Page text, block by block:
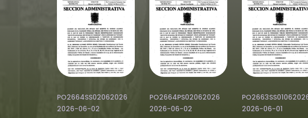
PO2664SS02062026
2026-06-02
PO2664PS02062026
2026-06-02
2026-06-01